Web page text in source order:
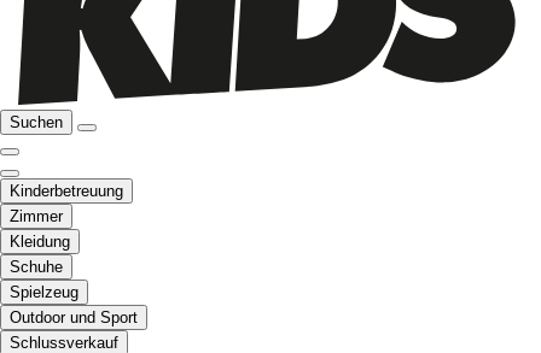
Suchen
Kinderbetreuung
Zimmer
Kleidung
Schuhe
Spielzeug
Outdoor und Sport
Schlussverkauf